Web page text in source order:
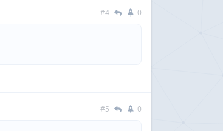
#4 0
#5 0